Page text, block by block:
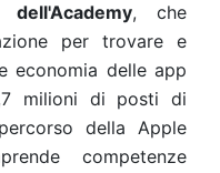
, che
per trovare e
economia delle app
milioni di posti di
della Apple
competenze